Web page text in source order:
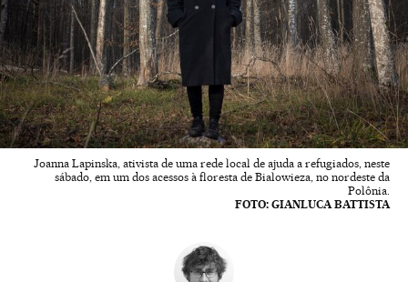
Joanna Lapinska, ativista de uma rede local de ajuda a refugiados, neste
sábado, em um dos acessos à floresta de Bialowieza, no nordeste da
Polônia.
FOTO: GIANLUCA BATTISTA